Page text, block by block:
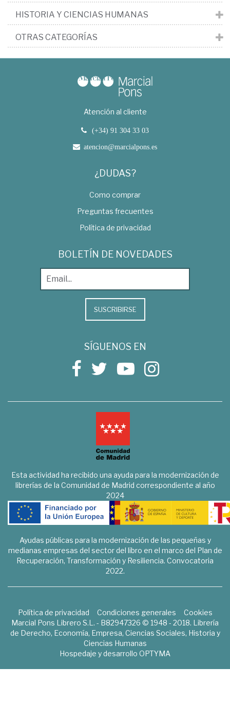
HISTORIA Y CIENCIAS HUMANAS
OTRAS CATEGORÍAS
Atención al cliente
(+34) 91 304 33 03
atencion@marcialpons.es
¿DUDAS?
Como comprar
Preguntas frecuentes
Política de privacidad
BOLETÍN DE NOVEDADES
SUSCRIBIRSE
SÍGUENOS EN
Esta actividad ha recibido una ayuda para la modernización de
librerías de la Comunidad de Madrid correspondiente al año
2024
Ayudas públicas para la modernización de las pequeñas y
medianas empresas del sector del libro en el marco del Plan de
Recuperación, Transformación y Resiliencia. Convocatoria
2022.
Política de privacidad Condiciones generales
Cookies
Marcial Pons Librero S.L. - B82947326 © 1948 - 2018. Librería
de Derecho, Economía, Empresa, Ciencias Sociales, Historia y
Ciencias Humanas
Hospedaje y desarrollo OPTYMA